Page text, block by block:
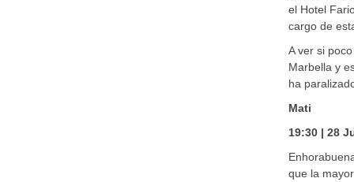
el Hotel
cargo de
A ver si
Marbella y
ha
Mati
19:30 | 28
que la